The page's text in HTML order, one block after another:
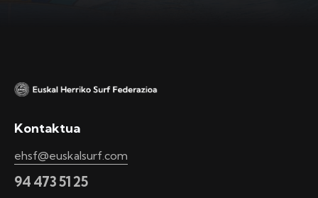
Kontaktua
ehsf@euskalsurf.com
94 473 51 25